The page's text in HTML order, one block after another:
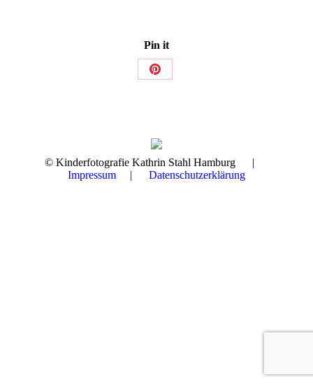
Pin it
Share
© Kinderfotografie Kathrin Stahl Hamburg |
Impressum | Datenschutzerklärung